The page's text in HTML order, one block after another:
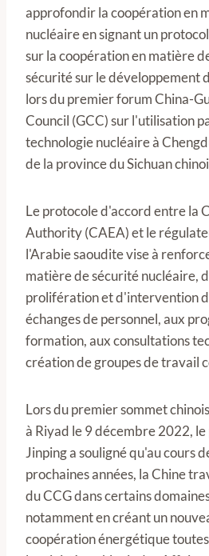
approfondir la coopération en
nucléaire en signant un
sur la coopération en matière
sécurité sur le développement
lors du premier forum China-
Council (GCC) sur l'utilisation
technologie nucléaire à
de la province du Sichuan
Le protocole d'accord entre la
Authority (CAEA) et le
l'Arabie saoudite vise à
matière de sécurité nucléaire,
prolifération et d'intervention
échanges de personnel, aux
formation, aux consultations
création de groupes de travail
Lors du premier sommet
à Riyad le 9 décembre 2022,
Jinping a souligné qu'au cours
prochaines années, la Chine
du CCG dans certains
notamment en créant un
coopération énergétique